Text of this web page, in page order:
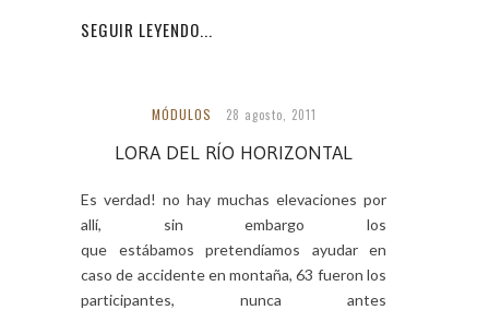
SEGUIR LEYENDO...
MÓDULOS 28 agosto, 2011
LORA DEL RÍO HORIZONTAL
Es verdad! no hay muchas elevaciones por
allí, sin embargo los
que estábamos pretendíamos ayudar en
caso de accidente en montaña, 63 fueron los
participantes, nunca antes